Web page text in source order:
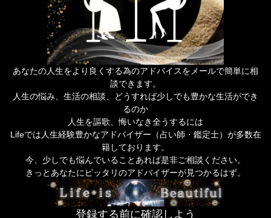
あなたの人生をより良くする為のアドバイスをメールで簡単に相
談できます。
人生の悩み、生活の相談、どうすれば少しでも豊かな生活ができ
るのか
人生を謳歌、悔いなき全うするには
Lifeでは人生経験豊かなアドバイザー（占い師・鑑定士）が多数在
籍しております。
今、少しでも悩んでいることあれば是非ご相談ください。
きっとあなたにピッタリのアドバイザーが見つかるはず。
登録する前に確認しよう